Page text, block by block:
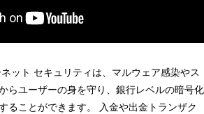
ット セキュリティは、マルウェア感染やス
らユーザーの身を守り、銀行レベルの暗号化
ることができます。 入金や出金トランザク